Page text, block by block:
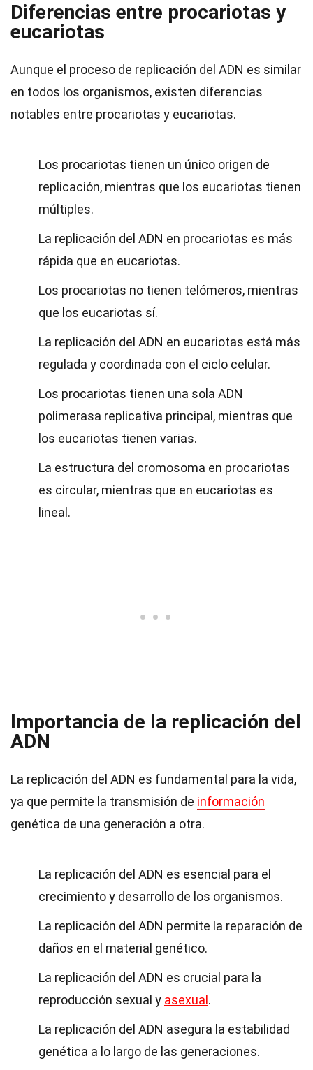
Diferencias entre procariotas y
eucariotas
Aunque el proceso de replicación del ADN es similar
en todos los organismos, existen diferencias
notables entre procariotas y eucariotas.
Los procariotas tienen un único origen de
replicación, mientras que los eucariotas tienen
múltiples.
La replicación del ADN en procariotas es más
rápida que en eucariotas.
Los procariotas no tienen telómeros, mientras
que los eucariotas sí.
La replicación del ADN en eucariotas está más
regulada y coordinada con el ciclo celular.
Los procariotas tienen una sola ADN
polimerasa replicativa principal, mientras que
los eucariotas tienen varias.
La estructura del cromosoma en procariotas
es circular, mientras que en eucariotas es
lineal.
Importancia de la replicación del
ADN
La replicación del ADN es fundamental para la vida,
ya que permite la transmisión de información
genética de una generación a otra.
La replicación del ADN es esencial para el
crecimiento y desarrollo de los organismos.
La replicación del ADN permite la reparación de
daños en el material genético.
La replicación del ADN es crucial para la
reproducción sexual y asexual .
La replicación del ADN asegura la estabilidad
genética a lo largo de las generaciones.